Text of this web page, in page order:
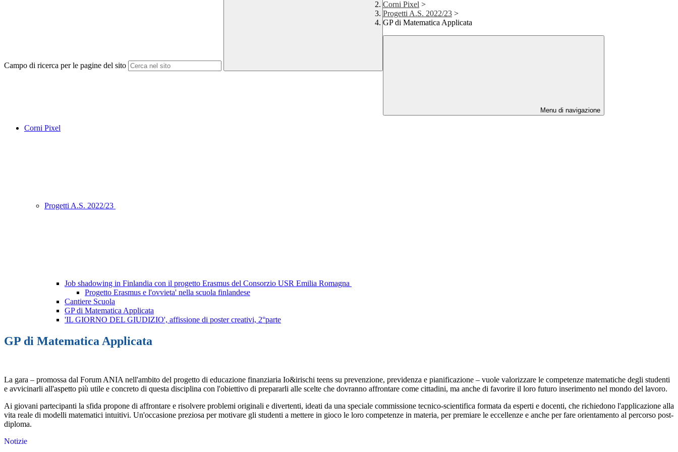
Campo di ricerca per le pagine del sito
Corni Pixel >
Progetti A.S. 2022/23 >
GP di Matematica Applicata
Menu di navigazione
Corni Pixel
Progetti A.S. 2022/23
Job shadowing in Finlandia con il progetto Erasmus del Consorzio USR Emilia Romagna
Progetto Erasmus e l'ovvieta' nella scuola finlandese
Cantiere Scuola
GP di Matematica Applicata
'IL GIORNO DEL GIUDIZIO', affissione di poster creativi, 2°parte
GP di Matematica Applicata
La gara – promossa dal Forum ANIA nell'ambito del progetto di educazione finanziaria Io&irischi teens su prevenzione, previdenza e pianificazione – vuole valorizzare le competenze matematiche degli studenti
e avvicinarli all'aspetto più utile e concreto di questa disciplina con l'obiettivo di prepararli alle scelte che dovranno affrontare come cittadini, ma anche di favorire il loro futuro inserimento nel mondo del lavoro.
Ai giovani partecipanti la sfida propone di affrontare e risolvere problemi originali e divertenti, ideati da una speciale commissione tecnico-scientifica formata da esperti e docenti, che richiedono l'applicazione alla
vita reale di modelli matematici intuitivi. Un'occasione preziosa per motivare gli studenti a mettere in gioco le loro competenze in materia, per premiare le eccellenze e anche per fare orientamento al percorso post-
diploma.
Notizie